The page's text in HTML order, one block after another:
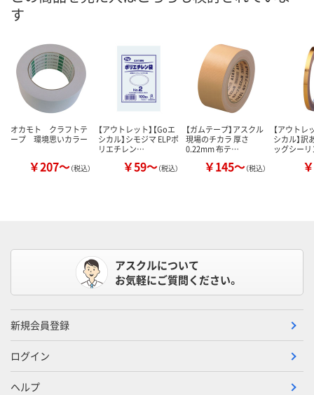
す
オカモト クラフトテ
ープ 環境思いカラー
￥207～（税込）
【アウトレット】【Goエ
シカル】シモジマ ELPポ
リエチレン…
￥59～（税込）
【ガムテープ】アスクル
現場のチカラ 厚さ
0.22mm 布テ…
￥145～（税込）
【アウトレ
シカル】訳
ッグシー
アスクルについて
お気軽にご質問ください。
新規会員登録
ログイン
ヘルプ